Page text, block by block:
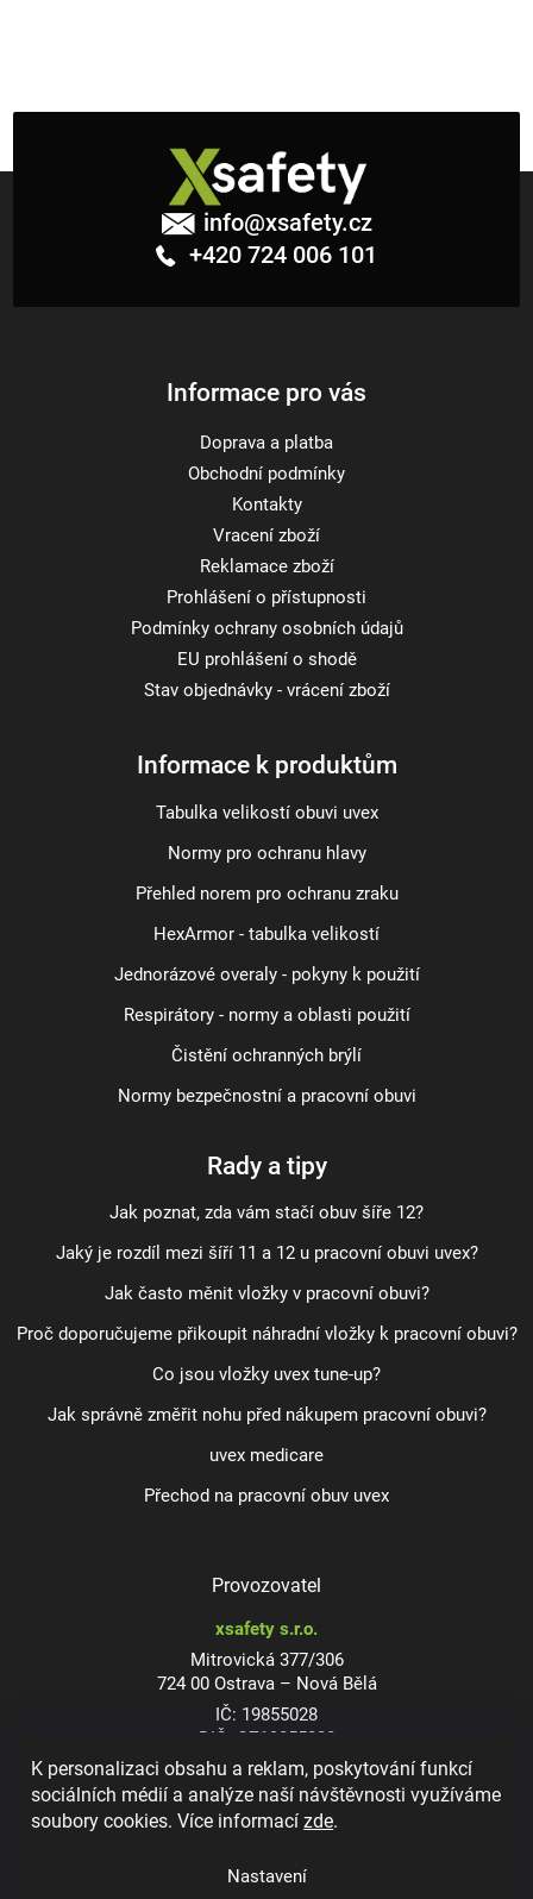
K personalizaci obsahu a reklam, poskytování funkcí
sociálních médií a analýze naší návštěvnosti využíváme
soubory cookies. Více informacízde.
Nastavení
info@xsafety.cz
+420 724 006 101
Informace pro vás
Doprava a platba
Obchodní podmínky
Kontakty
Vracení zboží
Reklamace zboží
Prohlášení o přístupnosti
Podmínky ochrany osobních údajů
EU prohlášení o shodě
Stav objednávky - vrácení zboží
Informace k produktům
Tabulka velikostí obuvi uvex
Normy pro ochranu hlavy
Přehled norem pro ochranu zraku
HexArmor - tabulka velikostí
Jednorázové overaly - pokyny k použití
Respirátory - normy a oblasti použití
Čistění ochranných brýlí
Normy bezpečnostní a pracovní obuvi
Rady a tipy
Jak poznat, zda vám stačí obuv šíře 12?
Jaký je rozdíl mezi šíří 11 a 12 u pracovní obuvi uvex?
Jak často měnit vložky v pracovní obuvi?
Proč doporučujeme přikoupit náhradní vložky k pracovní obuvi?
Co jsou vložky uvex tune-up?
Jak správně změřit nohu před nákupem pracovní obuvi?
uvex medicare
Přechod na pracovní obuv uvex
Provozovatel
xsafety s.r.o.
Mitrovická 377/306
724 00 Ostrava – Nová Bělá
IČ: 19855028
DIČ: CZ19855028
Dioptrické ochranné brýle